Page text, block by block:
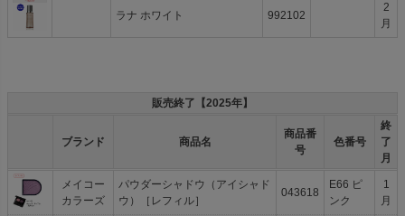
ラナ ホワイト 992102
2
月
販売終了【2025年】
ブランド 商品名
商品番
号
色番号
終
了
月
メイコー
カラーズ
パウダーシャドウ（アイシャド
ウ）［レフィル］
043618
E66 ピ
ンク
1
月